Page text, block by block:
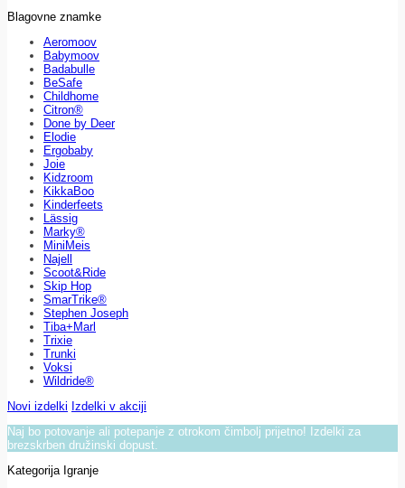
Blagovne znamke
Aeromoov
Babymoov
Badabulle
BeSafe
Childhome
Citron®
Done by Deer
Elodie
Ergobaby
Joie
Kidzroom
KikkaBoo
Kinderfeets
Lässig
Marky®
MiniMeis
Najell
Scoot&Ride
Skip Hop
SmarTrike®
Stephen Joseph
Tiba+Marl
Trixie
Trunki
Voksi
Wildride®
Novi izdelki Izdelki v akciji
Naj bo potovanje ali potepanje z otrokom čimbolj prijetno! Izdelki za
brezskrben družinski dopust.
Kategorija Igranje